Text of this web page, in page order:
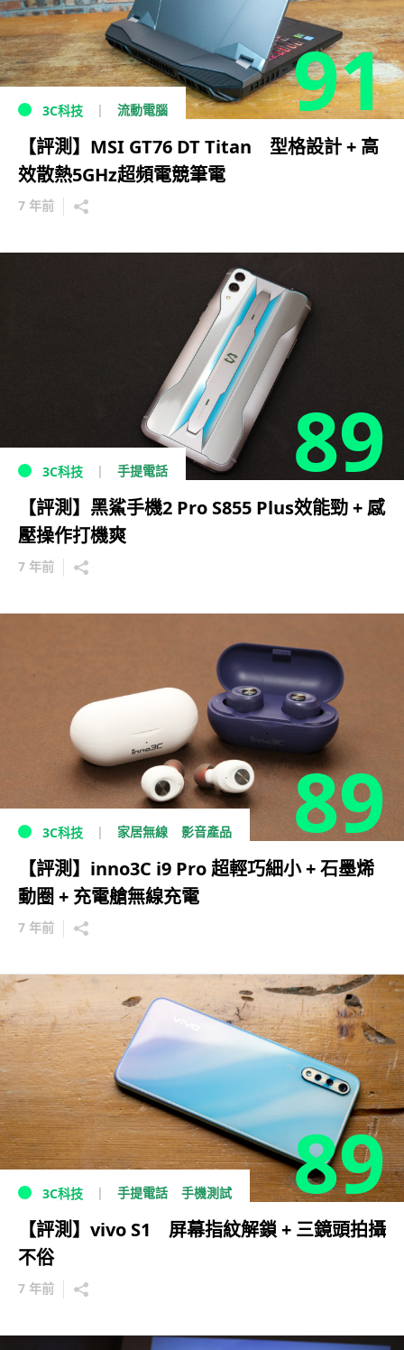
91
3C科技 流動電腦
【評測】MSI GT76 DT Titan 型格設計 + 高
效散熱5GHz超頻電競筆電
7 年前
89
3C科技 手提電話
【評測】黑鯊手機2 Pro S855 Plus效能勁 + 感
壓操作打機爽
7 年前
89
3C科技 家居無線 影音產品
【評測】inno3C i9 Pro 超輕巧細小 + 石墨烯
動圈 + 充電艙無線充電
7 年前
89
3C科技 手提電話 手機測試
【評測】vivo S1 屏幕指紋解鎖 + 三鏡頭拍攝
不俗
7 年前